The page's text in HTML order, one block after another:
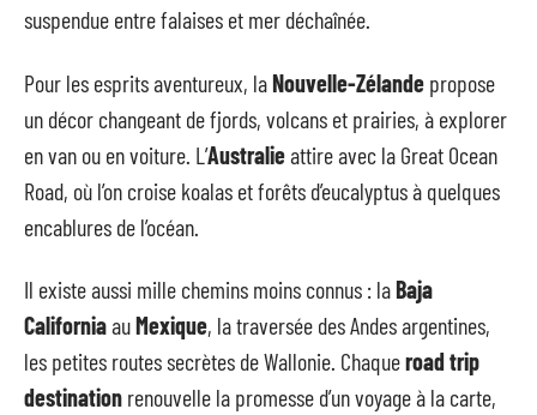
suspendue entre falaises et mer déchaînée.
Pour les esprits aventureux, laNouvelle-Zélande propose
un décor changeant de fjords, volcans et prairies, à explorer
en van ou en voiture. L’Australieattire avec la Great Ocean
Road, où l’on croise koalas et forêts d’eucalyptus à quelques
encablures de l’océan.
Il existe aussi mille chemins moins connus : laBaja
CaliforniaauMexique, la traversée des Andes argentines,
les petites routes secrètes de Wallonie. Chaqueroad trip
destination renouvelle la promesse d’un voyage à la carte,